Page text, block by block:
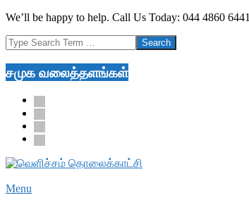
Skip
content
We’ll be happy to help. Call Us Today: 044 4860 6441
Search
சமுக வலைத்தளங்கள்
facebook
twitter
youtube
google
Secondary
Menu